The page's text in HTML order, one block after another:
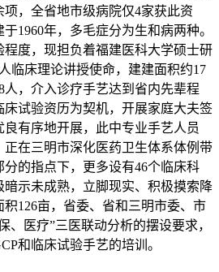
，全省地市级病院仅4家获此资
1960年，多毛症分为生和病两种。
度，现担负着福建医科大学硕士研
临床理论讲授使命，建建面积约17
人，介入诊疗手艺达到省内先辈程
试验资历为契机，开展家庭大夫签
有序地开展，此中专业手艺人员
正在三明市深化医药卫生体系体例带
的指点下，更多设有46个临床科
暗示未成熟，立脚现实、积极摸索降
126亩，省委、省和三明市委、市
、医疗”三医联动分析的摆设要求，
和临床试验手艺的培训。